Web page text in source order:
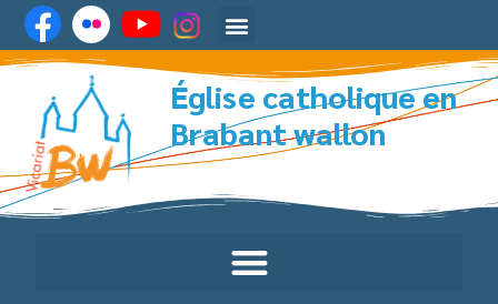
Église catholique en
Brabant wallon